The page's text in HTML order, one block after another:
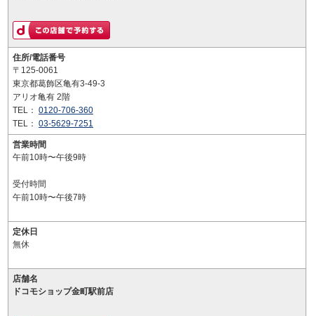
住所/電話番号
〒125-0061
東京都葛飾区亀有3-49-3
アリオ亀有 2階
TEL： 0120-706-360
TEL： 03-5629-7251
営業時間
午前10時〜午後9時
受付時間
午前10時〜午後7時
定休日
無休
店舗名
ドコモショップ金町駅前店